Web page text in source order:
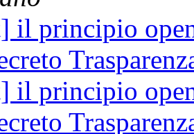
il principio
il principio